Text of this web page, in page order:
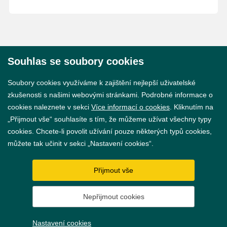
GDPR
Nastavení cookies
Souhlas se soubory cookies
Soubory cookies využíváme k zajištění nejlepší uživatelské
zkušenosti s našimi webovými stránkami. Podrobné informace o
cookies naleznete v sekci Více informací o cookies . Kliknutím na
„Přijmout vše“ souhlasíte s tím, že můžeme užívat všechny typy
cookies. Chcete-li povolit užívání pouze některých typů cookies,
můžete tak učinit v sekci „Nastavení cookies“.
Přijmout vše
Nepřijmout cookies
Nastavení cookies